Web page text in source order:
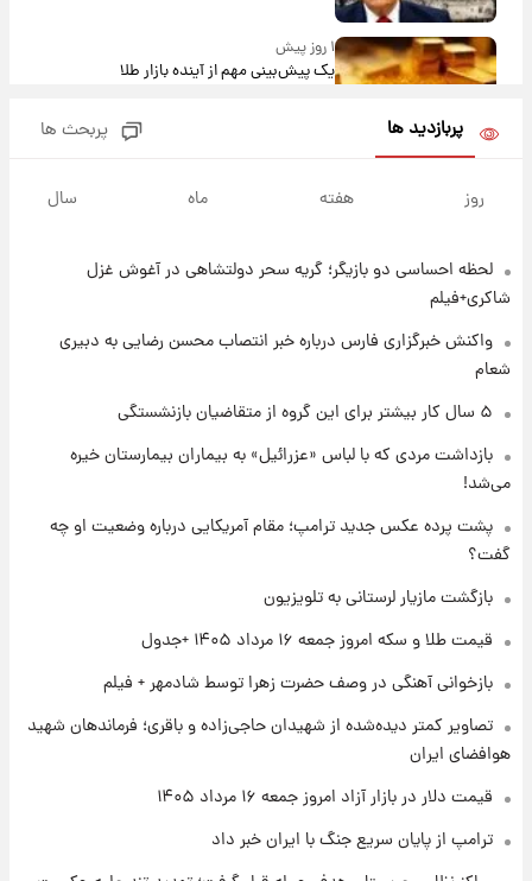
۱ روز پیش
یک پیش‌بینی مهم از آینده بازار طلا
۱ روز پیش
شماره پیراهن خریدهای جدید پرسپولیس اعلام
شد؛ تیکدری، محبی و سرگیف با اعداد ویژه
جزئیات فعال‌سازی «کیف پول ایران» اعلام
شد+فیلم
۱ روز پیش
تغییر تند قیمت محصولات ایران‌خودرو و سایپا
امروز پنجشنبه ۱۵ مرداد ۱۴۰۵ +جدول
قیمت طلا و سکه امروز پنجشنبه ۱۵ مرداد ۱۴۰۵
پربازدید ها پربحث ها
روز هفته ماه سال
لحظه احساسی دو بازیگر؛ گریه سحر دولتشاهی در آغوش غزل
شاکری+فیلم
واکنش خبرگزاری فارس درباره خبر انتصاب محسن رضایی به دبیری
شعام
۵ سال کار بیشتر برای این گروه از متقاضیان بازنشستگی
بازداشت مردی که با لباس «عزرائیل» به بیماران بیمارستان خیره
می‌شد!
پشت پرده عکس جدید ترامپ؛ مقام آمریکایی درباره وضعیت او چه
گفت؟
بازگشت مازیار لرستانی به تلویزیون
قیمت طلا و سکه امروز جمعه ۱۶ مرداد ۱۴۰۵ +جدول
بازخوانی آهنگی در وصف حضرت زهرا توسط شادمهر + فیلم
تصاویر کمتر دیده‌شده از شهیدان حاجی‌زاده و باقری؛ فرماندهان شهید
هوافضای ایران
قیمت دلار در بازار آزاد امروز جمعه ۱۶ مرداد ۱۴۰۵
ترامپ از پایان سریع جنگ با ایران خبر داد